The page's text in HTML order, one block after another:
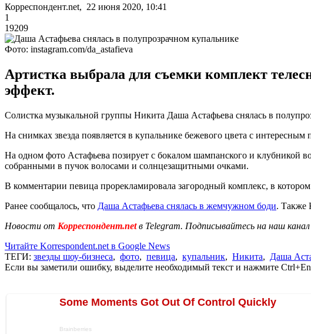
Корреспондент.net, 22 июня 2020, 10:41
1
19209
Фото: instagram.com/da_astafieva
Артистка выбрала для съемки комплект
эффект.
Солистка музыкальной группы Никита Даша Астафьева снялась в
На снимках звезда появляется в купальнике бежевого цвета с
На одном фото Астафьева позирует с бокалом шампанского и клубникой
собранными в пучок волосами и солнцезащитными очками.
В комментарии певица прорекламировала загородный комплекс, в
Ранее сообщалось, что Даша Астафьева снялась в жемчужном боди. Также
Новости от Корреспондент.netв Telegram. Подписывайтесь на наш канал
Читайте Korrespondent.net в Google News
ТЕГИ: звезды шоу-бизнеса, фото, певица, купальник, Никита, Даша
Если вы заметили ошибку, выделите необходимый текст и нажмите